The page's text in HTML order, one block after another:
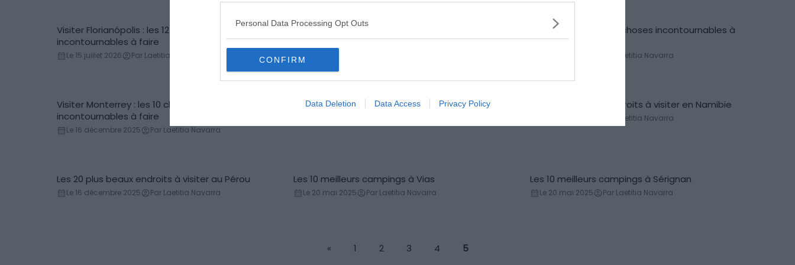
Personal Data Processing Opt Outs
CONFIRM
Data Deletion Data Access Privacy Policy
Incontournables
Visiter Florianópolis : les 12 choses
incontournables à faire
Le 15 juillet 2026 Par Laetitia Navarra
Salin
Visiter les salines de Pedra Lume : billets, tarifs,
horaires
Le 5 mai 2025
Incontournables
Visiter Rosario : les 9 choses incontournables à
faire
Par Laetitia Navarra
Incontournables
Visiter Monterrey : les 10 choses
incontournables à faire
Le 16 décembre 2025 Par Laetitia Navarra
Les 11 plus beaux endroits à visiter au Brésil Les 12 plus beaux endroits à visiter en Namibie
Par Laetitia Navarra
Incontournables
Les 20 plus beaux endroits à visiter au Pérou
Le 16 décembre 2025 Par Laetitia Navarra Campings
Les 10 meilleurs campings à Vias
Le 20 mai 2025 Par Laetitia Navarra Campings
Les 10 meilleurs campings à Sérignan
Le 20 mai 2025 Par Laetitia Navarra
« 1 2 3 4 5